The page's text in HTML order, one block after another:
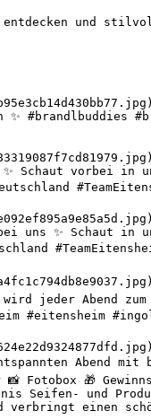
und
Schaut vorbei in
uns ✨ Schaut in
jeder Abend
Abend mit
Fotobox 🎁
Seifen- und
einen